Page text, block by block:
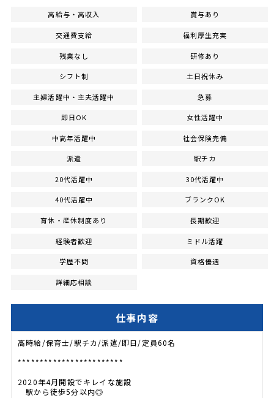
高給与・高収入 賞与あり
交通費支給 福利厚生充実
残業なし 研修あり
シフト制 土日祝休み
主婦活躍中・主夫活躍中 急募
即日OK 女性活躍中
中高年活躍中 社会保険完備
派遣 駅チカ
20代活躍中 30代活躍中
40代活躍中 ブランクOK
育休・産休制度あり 長期歓迎
経験者歓迎 ミドル活躍
学歴不問 資格優遇
詳細応相談
仕事内容
高時給/保育士/駅チカ/派遣/即日/定員60名
************************
2020年4月開設でキレイな施設
駅から徒歩5分以内◎